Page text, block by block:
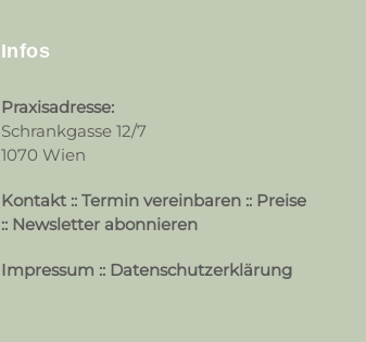
Infos
Praxisadresse:
Schrankgasse 12/7
1070 Wien
Kontakt :: Termin vereinbaren:: Preise
:: Newsletter abonnieren
Impressum :: Datenschutzerklärung